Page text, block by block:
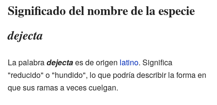
Significado del nombre de la especie
dejecta
La palabradejectaes de origen latino. Significa
"reducido" o "hundido", lo que podría describir la forma en
que sus ramas a veces cuelgan.